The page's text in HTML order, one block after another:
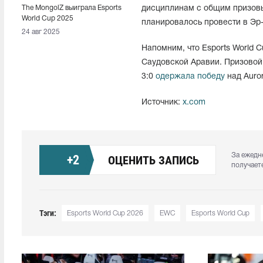
The MongolZ выиграла Esports
World Cup 2025
24 авг 2025
дисциплинам с общим
планировалось провести в
Напомним, что Esports World
Саудовской Аравии.
3:0 одержала победунад
Источник: x.com
+2 ОЦЕНИТЬ ЗАПИСЬ
За
Тэги: Esports World Cup 2026 EWC Esports World Cup